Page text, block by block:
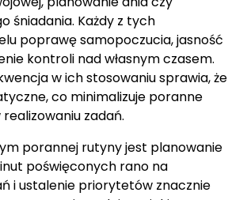
śniadania. Każdy z tych
poprawę samopoczucia, jasność
kontroli nad własnym czasem.
w ich stosowaniu sprawia, że
co minimalizuje poranne
zadań.
porannej rutyny jest planowanie
poświęconych rano na
i ustalenie priorytetów znacznie